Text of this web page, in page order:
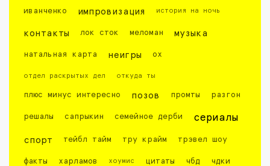
иванченко импровизация история на ночь
контакты лок сток меломан музыка
натальная карта неигры ох
отдел раскрытых дел откуда ты
плюс минус интересно позов промты разгон
решалы сапрыкин семейное дерби сериалы
спорт тейбл тайм тру крайм трэвел шоу
факты харламов хоумис цитаты чбд чдки